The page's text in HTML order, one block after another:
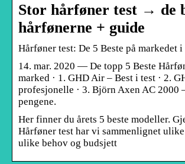
Stor hårføner test → de
hårfønerne + guide
Hårføner test: De 5 Beste på markedet i
14. mar. 2020 — De topp 5 Beste
marked · 1. GHD Air – Best i test · 2.
profesjonelle · 3. Björn Axen AC 2000
pengene.
Her finner du årets 5 beste modeller.
Hårføner test har vi sammenlignet
ulike behov og budsjett